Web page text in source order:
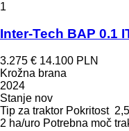
1
Inter-Tech BAP 0.1
3.275 € 14.100 PLN
Krožna brana
2024
Stanje nov
Tip za traktor Pokritost
2 ha/uro Potrebna moč